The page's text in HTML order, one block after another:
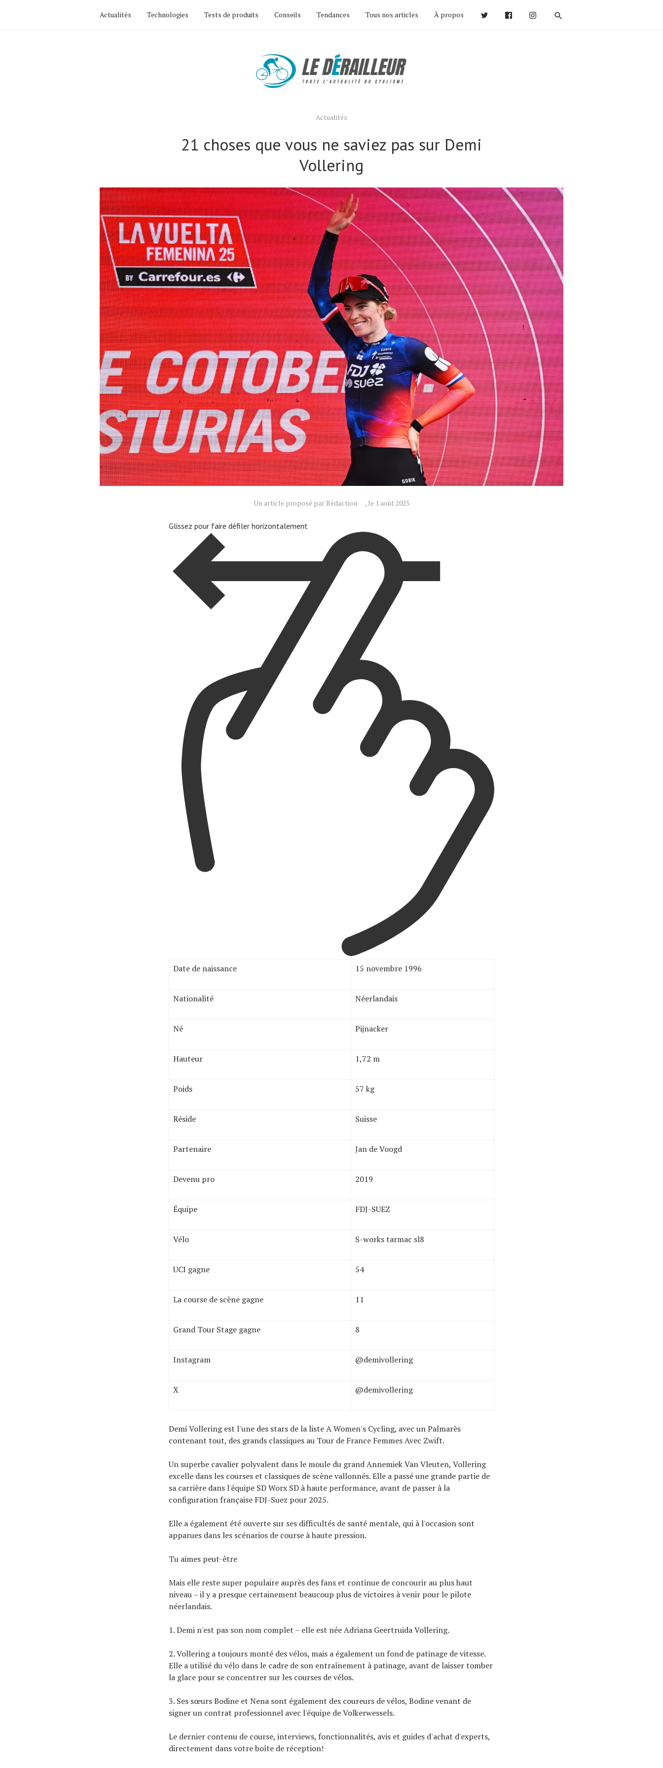
Actualités Technologies Tests de produits Conseils Tendances Tous nos articles À propos
Actualités
21 choses que vous ne saviez pas sur Demi
Vollering
Un article proposé par Rédaction , le 1 août 2025
Glissez pour faire défiler horizontalement
Date de naissance 15 novembre 1996
Nationalité Néerlandais
Né Pijnacker
Hauteur 1,72 m
Poids 57 kg
Réside Suisse
Partenaire Jan de Voogd
Devenu pro 2019
Équipe FDJ-SUEZ
Vélo S-works tarmac sl8
UCI gagne 54
La course de scène gagne 11
Grand Tour Stage gagne 8
Instagram @demivollering
X @demivollering
Demi Vollering est l'une des stars de la liste A Women's Cycling, avec un Palmarès
contenant tout, des grands classiques au Tour de France Femmes Avec Zwift.
Un superbe cavalier polyvalent dans le moule du grand Annemiek Van Vleuten, Vollering
excelle dans les courses et classiques de scène vallonnés. Elle a passé une grande partie de
sa carrière dans l'équipe SD Worx SD à haute performance, avant de passer à la
configuration française FDJ-Suez pour 2025.
Elle a également été ouverte sur ses difficultés de santé mentale, qui à l'occasion sont
apparues dans les scénarios de course à haute pression.
Tu aimes peut-être
Mais elle reste super populaire auprès des fans et continue de concourir au plus haut
niveau – il y a presque certainement beaucoup plus de victoires à venir pour le pilote
néerlandais.
1. Demi n'est pas son nom complet – elle est née Adriana Geertruida Vollering.
2. Vollering a toujours monté des vélos, mais a également un fond de patinage de vitesse.
Elle a utilisé du vélo dans le cadre de son entraînement à patinage, avant de laisser tomber
la glace pour se concentrer sur les courses de vélos.
3. Ses sœurs Bodine et Nena sont également des coureurs de vélos, Bodine venant de
signer un contrat professionnel avec l'équipe de Volkerwessels.
Le dernier contenu de course, interviews, fonctionnalités, avis et guides d'achat d'experts,
directement dans votre boîte de réception!